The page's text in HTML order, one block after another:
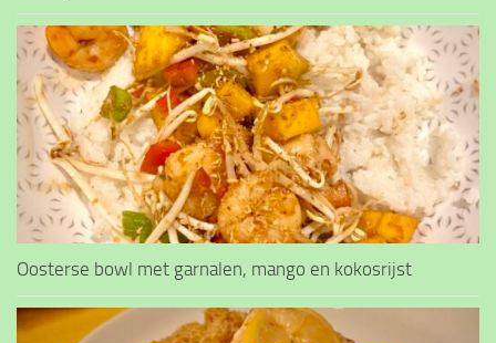
Oosterse bowl met garnalen, mango en kokosrijst